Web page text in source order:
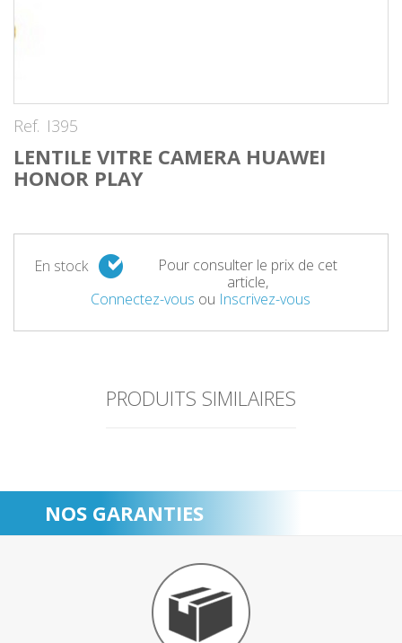
Ref. I395
LENTILE VITRE CAMERA HUAWEI
HONOR PLAY
En stock
Pour consulter le prix de cet
article,
Connectez-vous ou Inscrivez-vous
PRODUITS SIMILAIRES
NOS GARANTIES